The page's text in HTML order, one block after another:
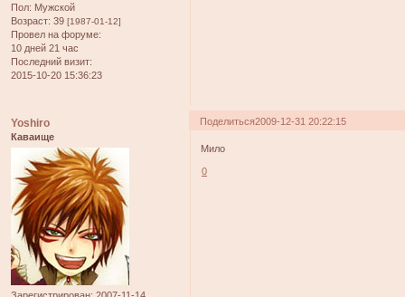
Пол: Мужской
Возраст: 39 [1987-01-12]
Провел на форуме:
10 дней 21 час
Последний визит:
2015-10-20 15:36:23
Поделиться2009-12-31 20:22:15
Yoshiro
Каваище
Мило
0